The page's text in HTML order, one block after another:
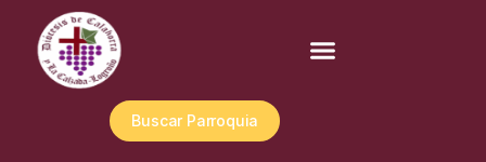
Buscar Parroquia